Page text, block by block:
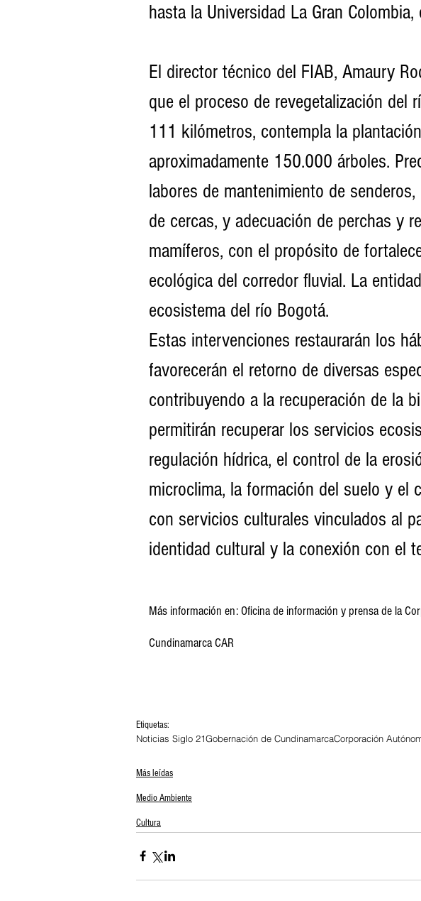
hasta la Universidad La Gran
El director técnico del FIAB, Amaury
que el proceso de revegetalización del
111 kilómetros, contempla la
aproximadamente 150.000 árboles.
labores de mantenimiento de
de cercas, y adecuación de perchas y
mamíferos, con el propósito de
ecológica del corredor fluvial. La
ecosistema del río Bogotá.
Estas intervenciones restaurarán los
favorecerán el retorno de diversas
contribuyendo a la recuperación de la
permitirán recuperar los servicios
regulación hídrica, el control de la
microclima, la formación del suelo y el
con servicios culturales vinculados al
identidad cultural y la conexión con el
Más información en: Oficina de información y prensa de la
Cundinamarca CAR
Etiquetas:
Noticias Siglo 21Gobernación de CundinamarcaCorporación
Más leídas
Medio Ambiente
Cultura